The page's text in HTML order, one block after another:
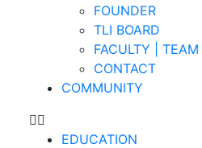
FOUNDER
TLI BOARD
FACULTY | TEAM
CONTACT
COMMUNITY
EDUCATION